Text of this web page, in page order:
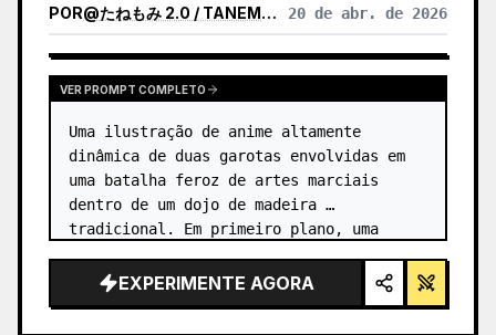
POR@たねもみ 2.0 / TANEMOMI VER2.0 20 de abr. de 2026
VER PROMPT COMPLETO
Uma ilustração de anime altamente
dinâmica de duas garotas envolvidas em
uma batalha feroz de artes marciais
dentro de um dojo de madeira
tradicional. Em primeiro plano, uma
hair" default="cabelo preto em um coque
alto co…
EXPERIMENTE AGORA